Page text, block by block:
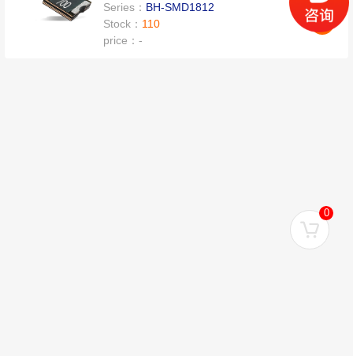
Series： BH-SMD1812
Stock： 110
price：-
0